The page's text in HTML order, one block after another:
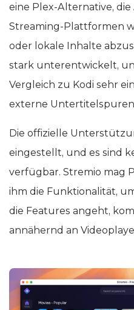
eine Plex-Alternative,
Streaming-Plattformen
oder lokale Inhalte
stark unterentwickelt,
Vergleich zu Kodi sehr
externe
Die offizielle
eingestellt, und es sind
verfügbar. Stremio mag
ihm die Funktionalität,
die Features angeht,
annähernd an